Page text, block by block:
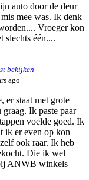
auto door de deur
mee was. Ik denk
Vroeger kon
slechts één....
bekijken
ago
er staat met grote
Ik paste paar
voelde goed. Ik
ik er even op kon
ook raar. Ik heb
Die ik wel
ANWB winkels